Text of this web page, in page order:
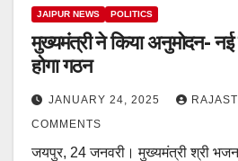
JAIPUR NEWS POLITICS
मुख्यमंत्री ने किया अनुमोदन- नई
होगा गठन
JANUARY 24, 2025
COMMENTS
जयपुर, 24 जनवरी। मुख्यमंत्री श्री